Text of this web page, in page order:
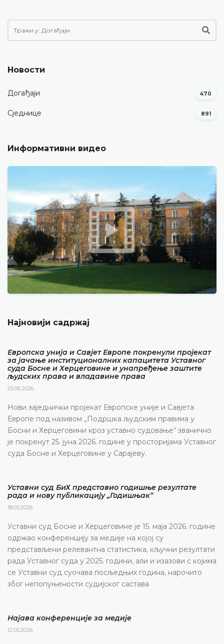
Новости
Догађаји 470
Сједнице 891
Информативни видео
Најновији садржај
Европска унија и Савјет Европе покренули пројекат
за јачање институционалних капацитета Уставног
суда Босне и Херцеговине и унапређење заштите
људских права и владавине права
25.06.2026.
Нови заједнички пројекат Европске уније и Савјета
Европе под називом „Подршка људским правима у
Босни и Херцеговини кроз уставно судовање“ званично
је покренут 25. јуна 2026. године у просторијама Уставног
суда Босне и Херцеговине у Сарајеву.
Уставни суд БиХ представио годишње резултате
рада и нову публикацију „Годишњак“
18.05.2026.
Уставни суд Босне и Херцеговине је 15. маја 2026. године
одржао конференцију за медије на којој су
представљени релевантна статистика, кључни резултати
рада Уставног суда у 2025. години, али и изазови с којима
се Уставни суд суочава посљедњих година, нарочито
због непопуњености судијског састава
Најава конференције за медије
12.05.2026.